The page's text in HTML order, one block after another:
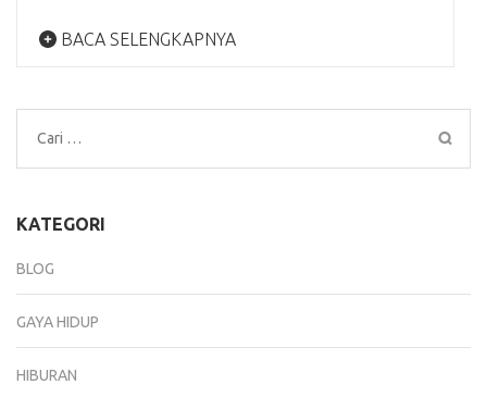
BACA SELENGKAPNYA
Cari
untuk:
KATEGORI
BLOG
GAYA HIDUP
HIBURAN